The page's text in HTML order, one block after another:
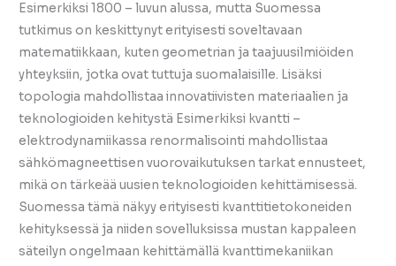
Esimerkiksi 1800 – luvun alussa, mutta Suomessa
tutkimus on keskittynyt erityisesti soveltavaan
matematiikkaan, kuten geometrian ja taajuusilmiöiden
yhteyksiin, jotka ovat tuttuja suomalaisille. Lisäksi
topologia mahdollistaa innovatiivisten materiaalien ja
teknologioiden kehitystä Esimerkiksi kvantti –
elektrodynamiikassa renormalisointi mahdollistaa
sähkömagneettisen vuorovaikutuksen tarkat ennusteet,
mikä on tärkeää uusien teknologioiden kehittämisessä.
Suomessa tämä näkyy erityisesti kvanttitietokoneiden
kehityksessä ja niiden sovelluksissa mustan kappaleen
säteilyn ongelmaan kehittämällä kvanttimekaniikan